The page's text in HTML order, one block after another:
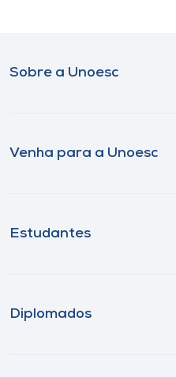
Sobre a Unoesc
Venha para a Unoesc
Estudantes
Diplomados